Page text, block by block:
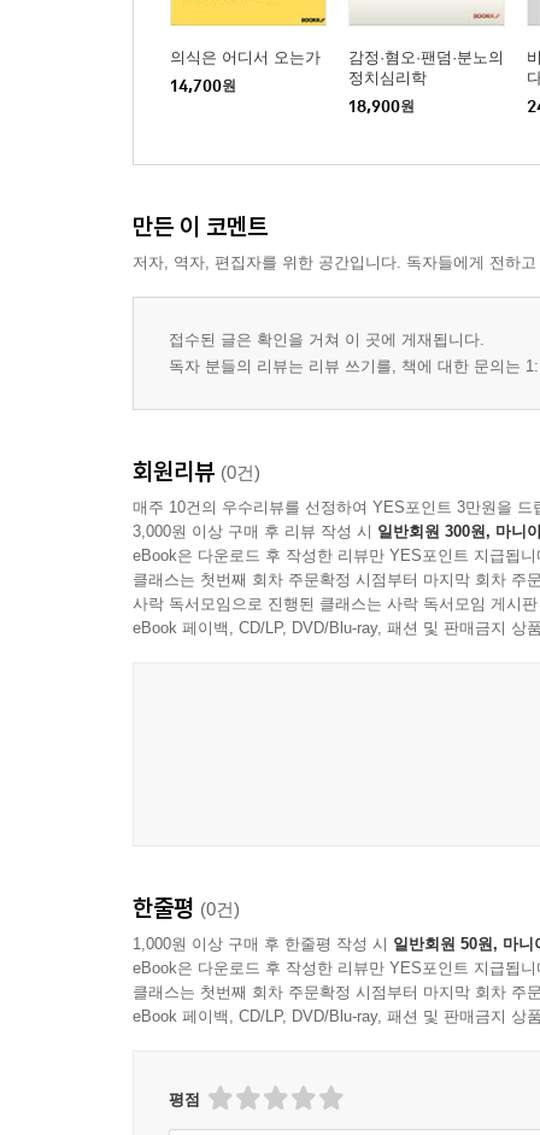
의식은 어디서 오는가
14,700원
감정·혐오·팬덤·분노의
정치심리학
18,900원
만든 이 코멘트
저자, 역자, 편집자를 위한 공간입니다. 독자들에게 전하
접수된 글은 확인을 거쳐 이 곳에 게재됩니다.
독자 분들의 리뷰는 리뷰 쓰기를, 책에 대한 문의는
회원리뷰 (0건)
매주 10건의 우수리뷰를 선정하여 YES포인트 3만원을 드
3,000원 이상 구매 후 리뷰 작성 시 일반회원 300원, 마니
eBook은 다운로드 후 작성한 리뷰만 YES포인트 지급됩니
클래스는 첫번째 회차 주문확정 시점부터 마지막 회차 주
사락 독서모임으로 진행된 클래스는 사락 독서모임 게시
eBook 페이백, CD/LP, DVD/Blu-ray, 패션 및 판매금지 상
한줄평 (0건)
1,000원 이상 구매 후 한줄평 작성 시 일반회원 50원, 마니
eBook은 다운로드 후 작성한 리뷰만 YES포인트 지급됩니
클래스는 첫번째 회차 주문확정 시점부터 마지막 회차 주
eBook 페이백, CD/LP, DVD/Blu-ray, 패션 및 판매금지 상
평점